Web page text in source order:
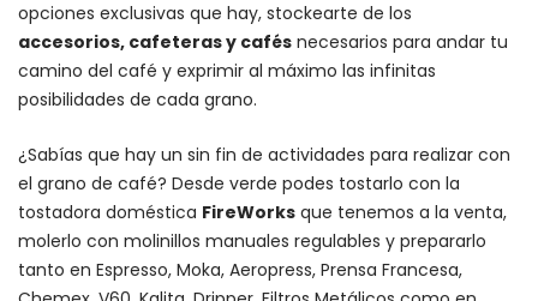
opciones exclusivas que hay, stockearte de los
accesorios, cafeteras y cafés necesarios para andar tu
camino del café y exprimir al máximo las infinitas
posibilidades de cada grano.
¿Sabías que hay un sin fin de actividades para realizar con
el grano de café? Desde verde podes tostarlo con la
tostadora doméstica FireWorks que tenemos a la venta,
molerlo con molinillos manuales regulables y prepararlo
tanto en Espresso, Moka, Aeropress, Prensa Francesa,